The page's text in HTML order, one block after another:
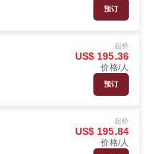
预订
起价
US$ 195.36
价格/人
预订
起价
US$ 195.84
价格/人